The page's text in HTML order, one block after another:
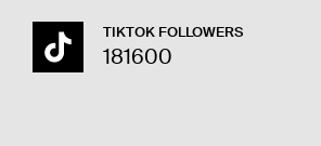
TIKTOK FOLLOWERS
181600